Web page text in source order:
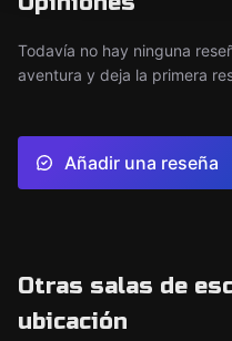
Todavía no hay ninguna
aventura y deja la primera
Añadir una reseña
Otras salas de
ubicación